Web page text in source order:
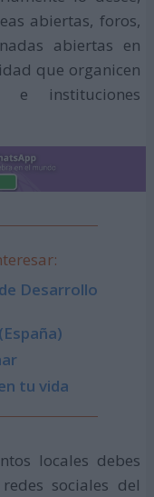
abiertas, foros,
abiertas en
que organicen
e instituciones
Desarrollo
tu vida
locales debes
sociales del